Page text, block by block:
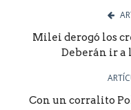
Milei derogó los
Deberán ir a
Con un corralito